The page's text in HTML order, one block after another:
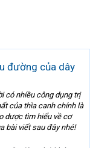
đường của dây
có nhiều công dụng trị
của thìa canh chính là
dược tìm hiểu về cơ
bài viết sau đây nhé!